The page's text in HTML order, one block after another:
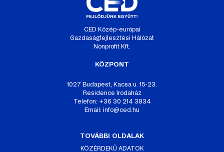
CED Közép-európai
Gazdaságfejlesztési Hálózat
Nonprofit Kft.
KÖZPONT
1027 Budapest, Kacsa u. 15-23.
Residence Irodaház
Telefon: +36 30 214 3834
Email: info@ced.hu
TOVÁBBI OLDALAK
KÖZÉRDEKŰ ADATOK